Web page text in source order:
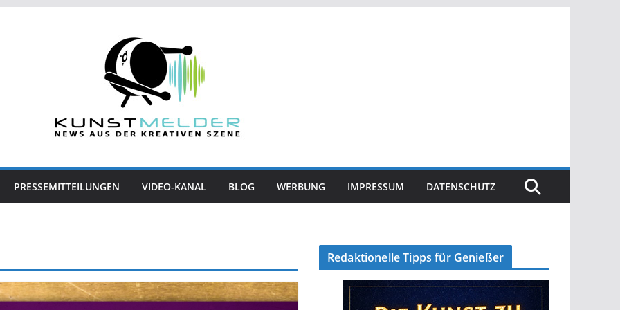
PRESSEMITTEILUNGEN VIDEO-KANAL BLOG WERBUNG IMPRESSUM DATENSCHUTZ
Redaktionelle Tipps für Genießer